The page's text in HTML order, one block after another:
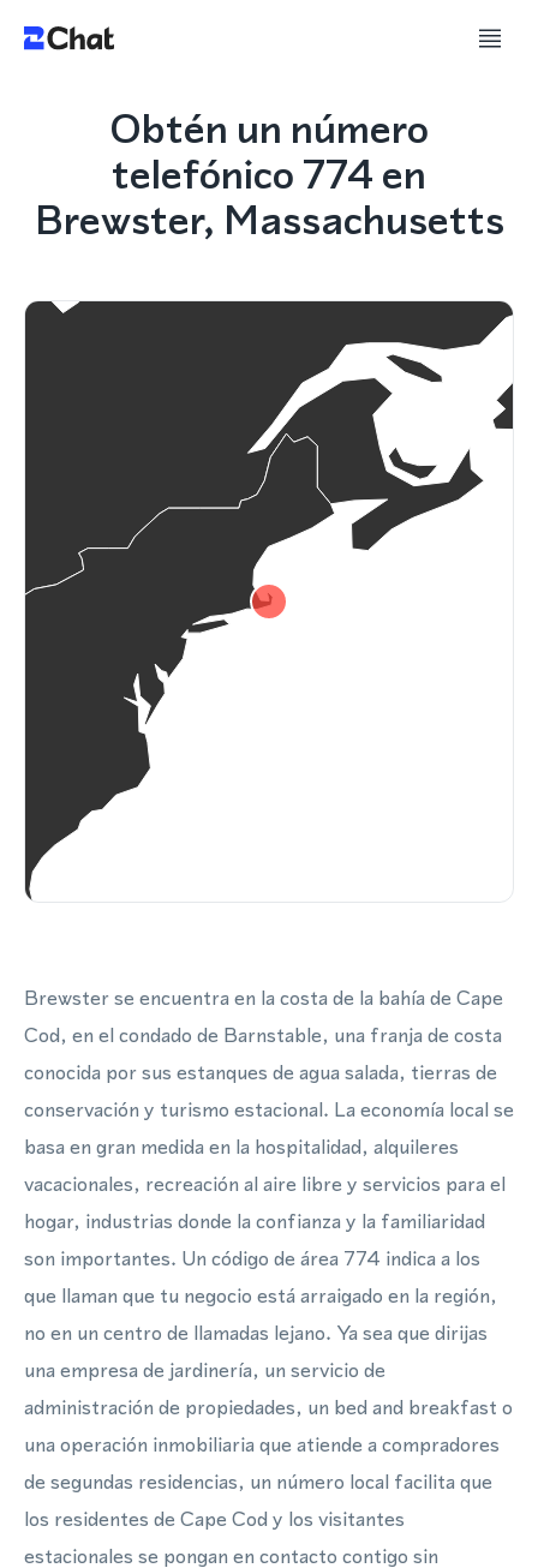
Obtén un número
telefónico 774 en
Brewster, Massachusetts
Brewster se encuentra en la costa de la bahía de Cape
Cod, en el condado de Barnstable, una franja de costa
conocida por sus estanques de agua salada, tierras de
conservación y turismo estacional. La economía local se
basa en gran medida en la hospitalidad, alquileres
vacacionales, recreación al aire libre y servicios para el
hogar, industrias donde la confianza y la familiaridad
son importantes. Un código de área 774 indica a los
que llaman que tu negocio está arraigado en la región,
no en un centro de llamadas lejano. Ya sea que dirijas
una empresa de jardinería, un servicio de
administración de propiedades, un bed and breakfast o
una operación inmobiliaria que atiende a compradores
de segundas residencias, un número local facilita que
los residentes de Cape Cod y los visitantes
estacionales se pongan en contacto contigo sin